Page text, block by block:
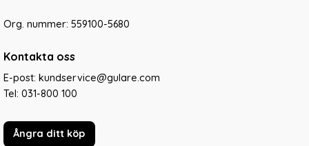
Org. nummer: 559100-5680
Kontakta oss
E-post: kundservice@gulare.com
Tel: 031-800 100
Ångra ditt köp